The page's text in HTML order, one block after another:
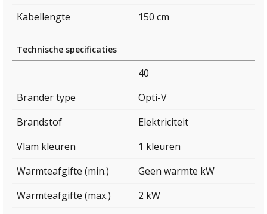
Kabellengte
150 cm
Technische specificaties
40
Brander type
Opti-V
Brandstof
Elektriciteit
Vlam kleuren
1 kleuren
Warmteafgifte (min.)
Geen warmte kW
Warmteafgifte (max.)
2 kW